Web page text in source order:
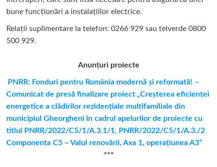
bune funcționări a instalațiilor electrice.
Relații suplimentare la tel efon: 0266 929 sau telverde 0800
500 929.
Anunțuri proiecte
PNRR: Fonduri pentru România modernă şi reformată! –
Comunicat de presă finalizare proiect „Creşterea eficienţei
energetice a clădirilor rezidenţiale multifamiliale din
municipiul Gheorgheni în cadrul apelurilor de proiecte cu
titlul PNRR/2022/C5/1/A.3.1/1, PNRR/2022/C5/1/A.3./2
Componenta C5 – Valul renovării, Axa 1, operaţiunea A3”
***